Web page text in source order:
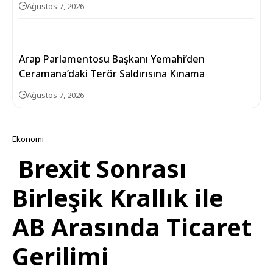
Ağustos 7, 2026
Arap Parlamentosu Başkanı Yemahi’den
Ceramana’daki Terör Saldırısına Kınama
Ağustos 7, 2026
Ekonomi
Brexit Sonrası
Birleşik Krallık ile
AB Arasında Ticaret
Gerilimi